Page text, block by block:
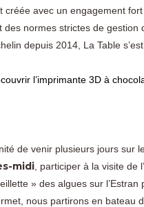
créée avec un engagement
normes strictes de
depuis 2014, La Table
l’imprimante 3D à
de venir plusieurs jours sur
midi , participer à la visite
» des algues sur
nous partirons en bateau